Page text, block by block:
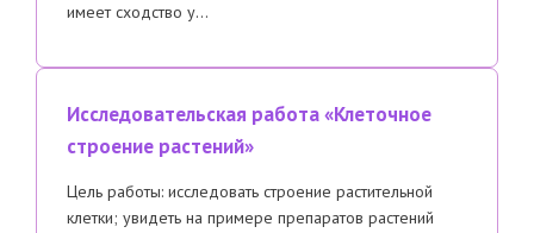
имеет сходство у…
Исследовательская работа «Клеточное
строение растений»
Цель работы: исследовать строение растительной
клетки; увидеть на примере препаратов растений